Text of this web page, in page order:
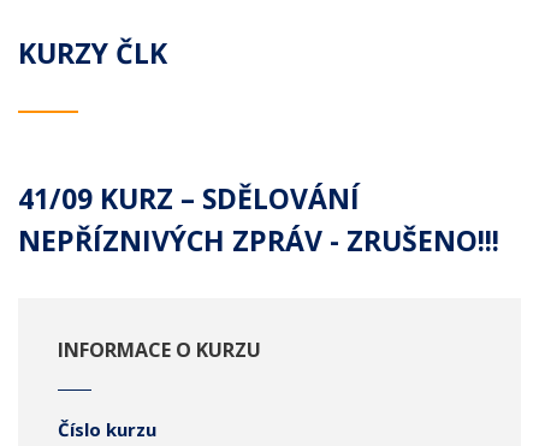
KURZY ČLK
41/09 KURZ – SDĚLOVÁNÍ
NEPŘÍZNIVÝCH ZPRÁV - ZRUŠENO!!!
INFORMACE O KURZU
Číslo kurzu